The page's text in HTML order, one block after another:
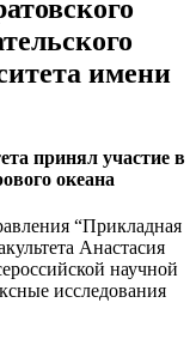
имени
принял участие в
океана
“Прикладная
Анастасия
научной
исследования